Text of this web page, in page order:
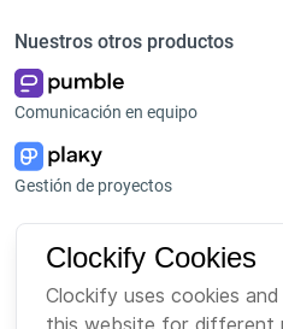
Nuestros otros productos
Comunicación en equipo
Gestión de proyectos
Plataforma
Paquete
Clockify Cookies
Clockify uses cookies